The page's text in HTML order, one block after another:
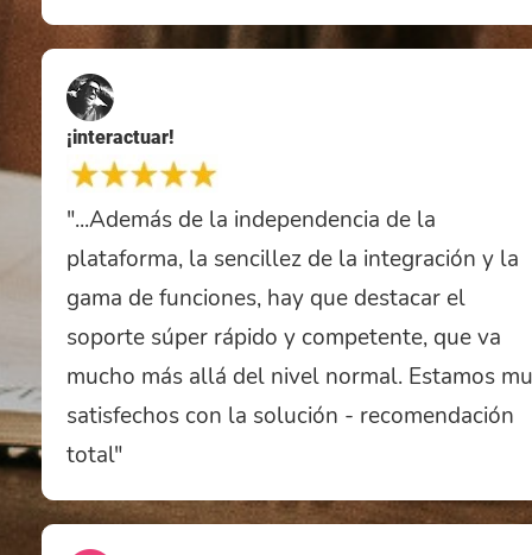
¡interactuar!
"...Además de la independencia de la
plataforma, la sencillez de la integración y la
gama de funciones, hay que destacar el
soporte súper rápido y competente, que va
mucho más allá del nivel normal. Estamos
satisfechos con la solución - recomendación
total"